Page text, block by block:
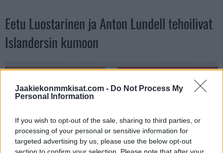
Jaakiekonmmkisat.com - Do Not Process My
Personal Information
If you wish to opt-out of the sale, sharing to third parties, or
processing of your personal or sensitive information for
targeted advertising by us, please use the below opt-out
Eetu Luostarinen ja Anton Lundell tehoilivat
Islandersin kumoon